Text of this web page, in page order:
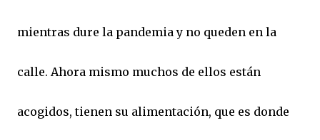
mientras dure la pandemia y no queden en la
calle. Ahora mismo muchos de ellos están
acogidos, tienen su alimentación, que es donde